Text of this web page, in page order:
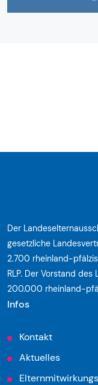
Der
gesetzliche
2.700 rheinland-
RLP. Der Vorstand
200.000 rheinland-
Infos
Kontakt
Aktuelles